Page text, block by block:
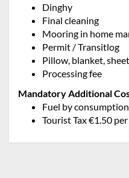
Dinghy
Final cleaning
Mooring in home
Permit / Transitlog
Pillow, blanket,
Processing fee
Mandatory Additional
Fuel by consumption
Tourist Tax €1.50